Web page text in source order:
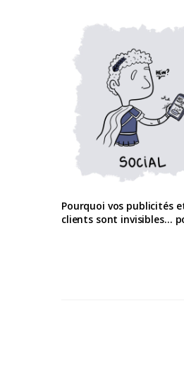
Pourquoi vos publicités
clients sont invisibles…